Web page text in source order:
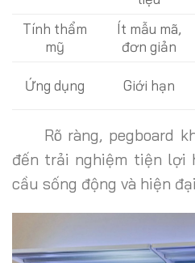
Tính thẩm
mỹ
Ít mẫu mã,
đơn giản
Ứng dụng Giới hạn
Rõ ràng, pegboard
đến trải nghiệm tiện lợi
cầu sống động và hiện